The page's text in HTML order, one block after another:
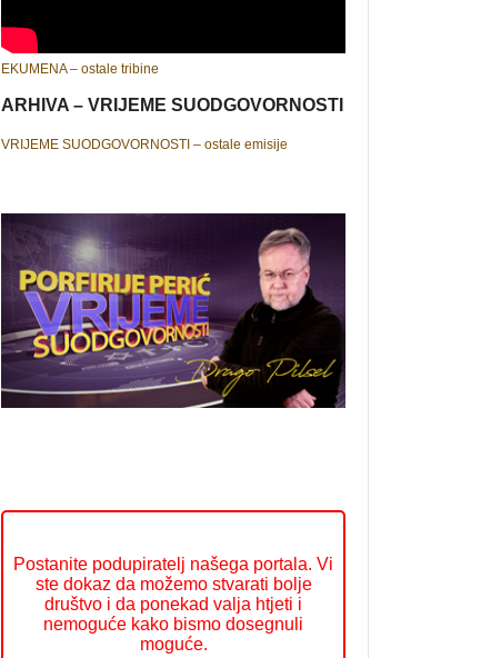
EKUMENA – ostale tribine
ARHIVA – VRIJEME SUODGOVORNOSTI
VRIJEME SUODGOVORNOSTI – ostale emisije
Postanite podupiratelj našega portala. Vi
ste dokaz da možemo stvarati bolje
društvo i da ponekad valja htjeti i
nemoguće kako bismo dosegnuli
moguće.